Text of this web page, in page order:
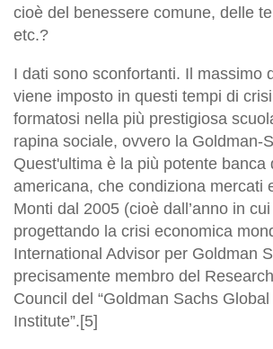
cioè del benessere comune, delle
etc.?
I dati sono sconfortanti. Il massimo
viene imposto in questi tempi di crisi
formatosi nella più prestigiosa
rapina sociale, ovvero la Goldman-
Quest'ultima è la più potente banca
americana, che condiziona mercati
Monti dal 2005 (cioè dall’anno in
progettando la crisi economica
International Advisor per Goldman
precisamente membro del
Council del “Goldman Sachs
Institute”.[5]